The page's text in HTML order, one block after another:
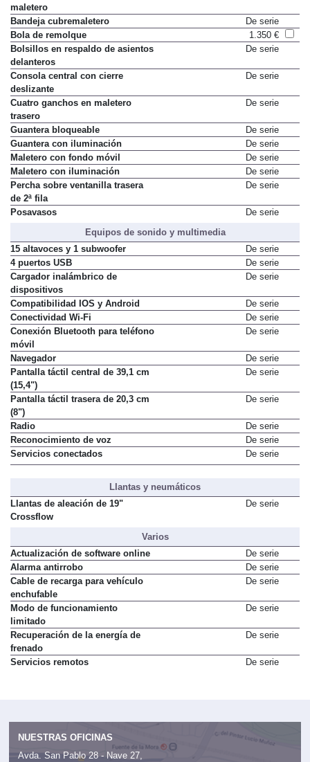
maletero
Bandeja cubremaletero
De serie
Bola de remolque
1.350 €
Bolsillos en respaldo de asientos
delanteros
De serie
Consola central con cierre
deslizante
De serie
Cuatro ganchos en maletero
trasero
De serie
Guantera bloqueable
De serie
Guantera con iluminación
De serie
Maletero con fondo móvil
De serie
Maletero con iluminación
De serie
Percha sobre ventanilla trasera
de 2ª fila
De serie
Posavasos
De serie
Equipos de sonido y multimedia
15 altavoces y 1 subwoofer
De serie
4 puertos USB
De serie
Cargador inalámbrico de
dispositivos
De serie
Compatibilidad IOS y Android
De serie
Conectividad Wi-Fi
De serie
Conexión Bluetooth para teléfono
móvil
De serie
Navegador
De serie
Pantalla táctil central de 39,1 cm
(15,4")
De serie
Pantalla táctil trasera de 20,3 cm
(8")
De serie
Radio
De serie
Reconocimiento de voz
De serie
Servicios conectados
De serie
Llantas y neumáticos
Llantas de aleación de 19"
Crossflow
De serie
Varios
Actualización de software online
De serie
Alarma antirrobo
De serie
Cable de recarga para vehículo
enchufable
De serie
Modo de funcionamiento
limitado
De serie
Recuperación de la energía de
frenado
De serie
Servicios remotos De serie
NUESTRAS OFICINAS
Avda. San Pablo 28 - Nave 27,